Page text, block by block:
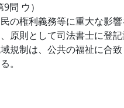
問 ウ）
の権利義務等に重大な影
原則として司法書士に登
規制は、公共の福祉に合
。